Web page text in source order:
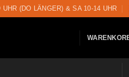
UHR (DO LÄNGER) & SA 10-14 UHR